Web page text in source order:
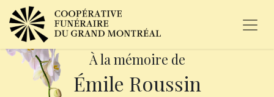
À la mémoire de
Émile Roussin